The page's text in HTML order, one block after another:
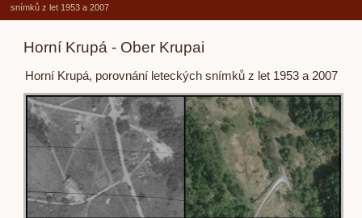
snímků z let 1953 a 2007
Horní Krupá - Ober Krupai
Horní Krupá, porovnání leteckých snímků z let 1953 a 2007